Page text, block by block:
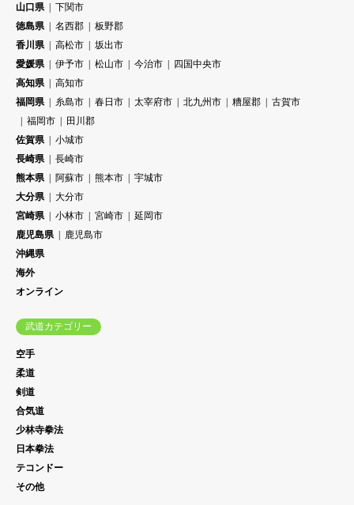
山口県
下関市
徳島県
名西郡
板野郡
香川県
高松市
坂出市
愛媛県
伊予市 松山市 今治市
四国中央市
高知県
高知市
福岡県
糸島市 春日市 太宰府市 北九州市 糟屋郡
古賀市
福岡市
田川郡
佐賀県
小城市
長崎県
長崎市
熊本県
阿蘇市 熊本市
宇城市
大分県
大分市
宮崎県
小林市 宮崎市
延岡市
鹿児島県
鹿児島市
沖縄県
海外
オンライン
武道カテゴリー
空手
柔道
剣道
合気道
少林寺拳法
日本拳法
テコンドー
その他